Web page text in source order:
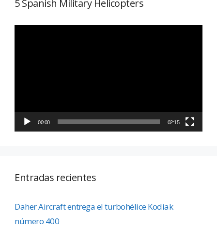
5 Spanish Military Helicopters
00:00 02:15
Entradas recientes
Daher Aircraft entrega el turbohélice Kodiak
número 400